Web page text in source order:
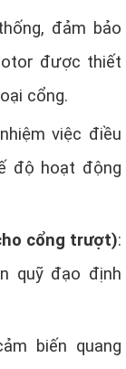
đảm bảo
được thiết
cổng.
việc điều
độ hoạt động
cổng trượt):
quỹ đạo định
biến quang